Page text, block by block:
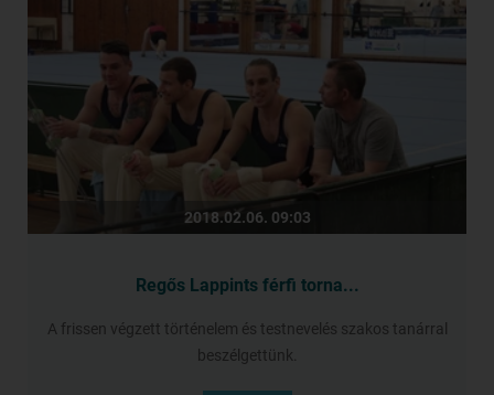
2018.02.06. 09:03
Regős Lappints férfi torna...
A frissen végzett történelem és testnevelés szakos tanárral
beszélgettünk.